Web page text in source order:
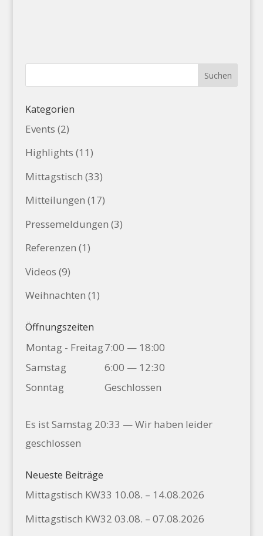
Kategorien
Events (2)
Highlights (11)
Mittagstisch (33)
Mitteilungen (17)
Pressemeldungen (3)
Referenzen (1)
Videos (9)
Weihnachten (1)
Öffnungszeiten
Montag - Freitag7:00 — 18:00
Samstag
6:00 — 12:30
Sonntag
Geschlossen
Es istSamstag20:33 —Wir haben leider
geschlossen
Neueste Beiträge
Mittagstisch KW33 10.08. – 14.08.2026
Mittagstisch KW32 03.08. – 07.08.2026